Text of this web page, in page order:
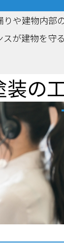
や建物内部
が建物を守る
装の